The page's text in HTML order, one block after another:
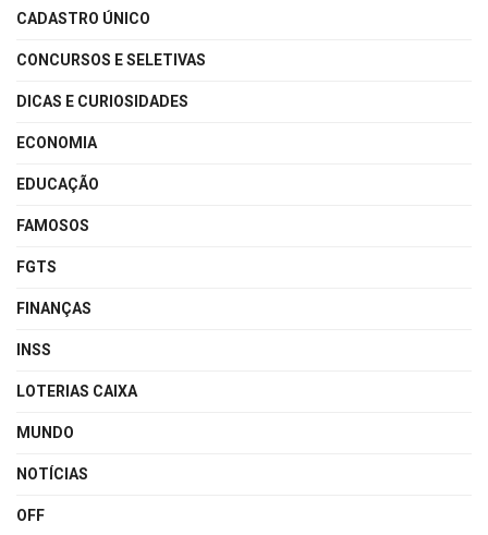
CADASTRO ÚNICO
CONCURSOS E SELETIVAS
DICAS E CURIOSIDADES
ECONOMIA
EDUCAÇÃO
FAMOSOS
FGTS
FINANÇAS
INSS
LOTERIAS CAIXA
MUNDO
NOTÍCIAS
OFF